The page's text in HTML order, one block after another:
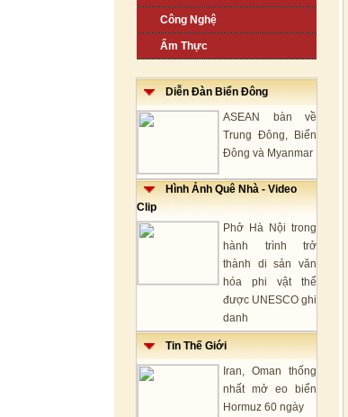
Công Nghệ
Ẩm Thực
Diễn Đàn Biển Đông
ASEAN bàn về
Trung Đông, Biển
Đông và Myanmar
Hình Ảnh Quê Nhà - Video
Clip
Phở Hà Nội trong
hành trình trở
thành di sản văn
hóa phi vật thể
được UNESCO ghi
danh
Tin Thế Giới
Iran, Oman thống
nhất mở eo biển
Hormuz 60 ngày